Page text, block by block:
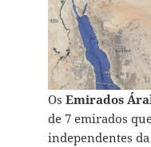
Os Emirados
de 7 emirados
independentes